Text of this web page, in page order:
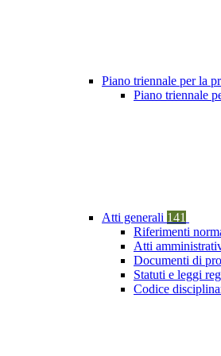
Piano triennale per la
Piano triennale
Atti generali 141
Riferimenti
Atti
Documenti di
Statuti e leggi
Codice